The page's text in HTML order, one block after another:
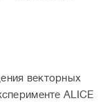
векторных
ALICE